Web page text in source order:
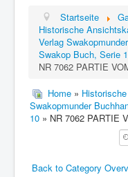
Startseite
Historische
Verlag
Swakop Buch, Serie
NR 7062 PARTIE
Home »
Swakopmunder
10 » NR 7062 PARTIE
Back to Category